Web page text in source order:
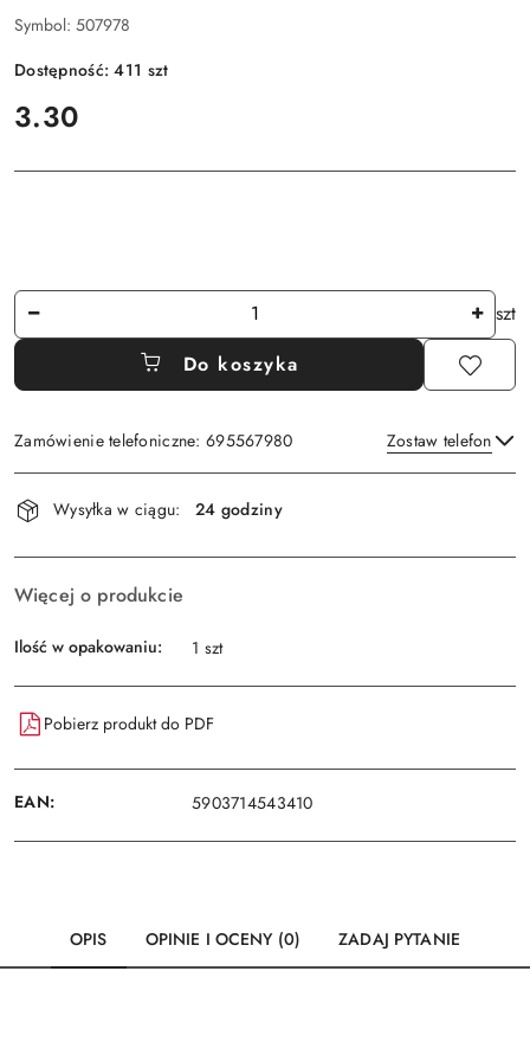
Symbol: 507978
Dostępność:411 szt
cena:
3.30
Ilość
szt
Do koszyka
Zamówienie telefoniczne: 695567980 Zostaw telefon
Dostępność
i
dostawa
Wysyłka w ciągu: 24 godziny
Więcej o produkcie
Ilość w opakowaniu: 1 szt
Pobierz produkt do PDF
EAN: 5903714543410
OPIS OPINIE I OCENY (0) ZADAJ PYTANIE